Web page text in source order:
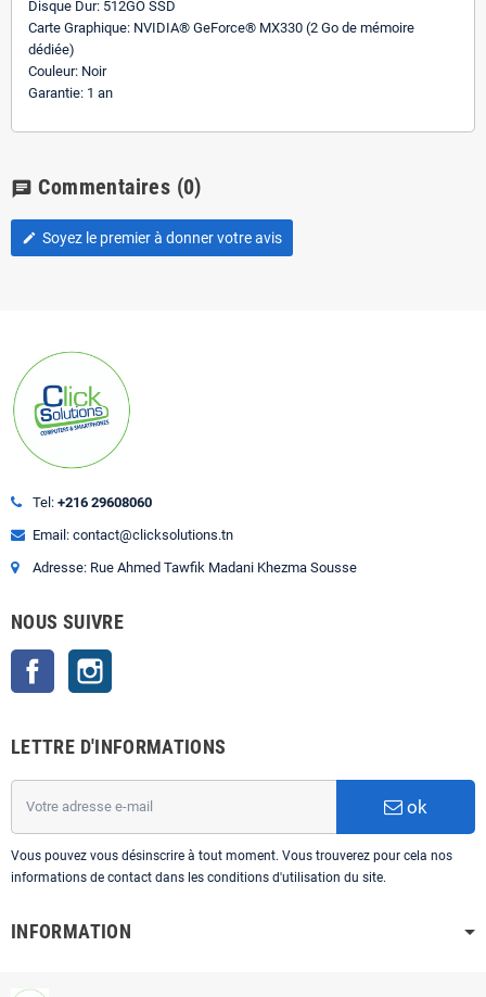
Disque Dur: 512GO SSD
Carte Graphique: NVIDIA® GeForce® MX330 (2 Go de mémoire
dédiée)
Couleur: Noir
Garantie: 1 an
chat Commentaires (0)
edit Soyez le premier à donner votre avis
Tel: +216 29608060
Email: contact@clicksolutions.tn
Adresse: Rue Ahmed Tawfik Madani Khezma Sousse
NOUS SUIVRE
Facebook
LETTRE D'INFORMATIONS
ok
Vous pouvez vous désinscrire à tout moment. Vous trouverez pour cela nos
informations de contact dans les conditions d'utilisation du site.
INFORMATION